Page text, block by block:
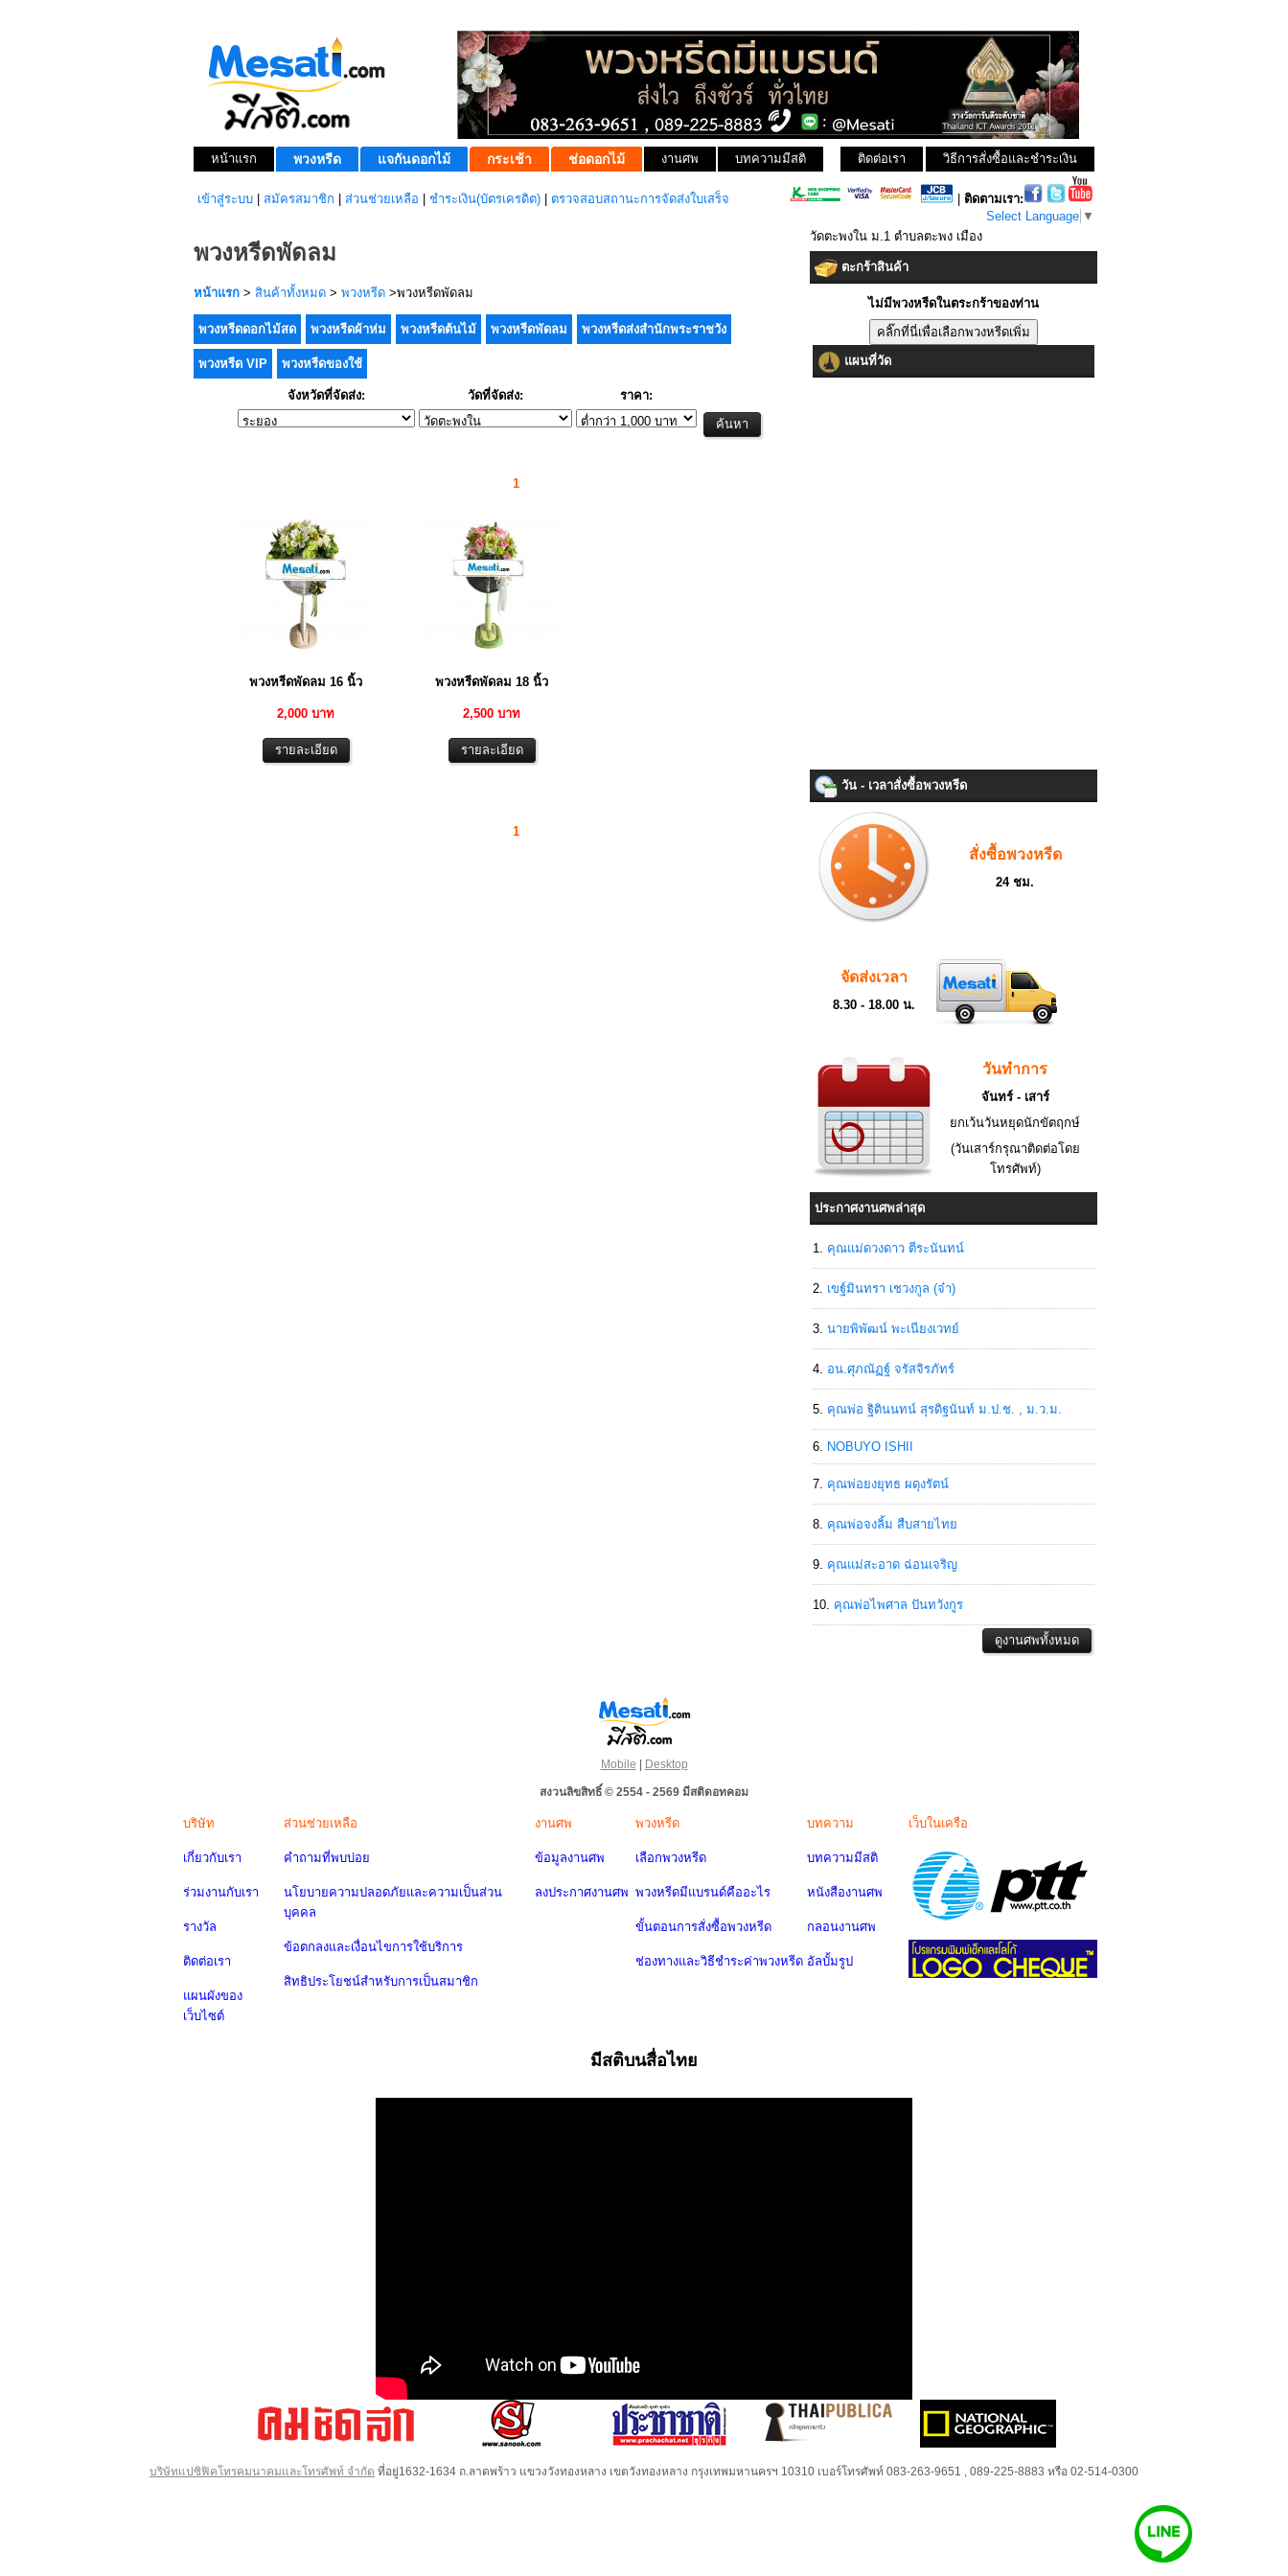
หน้าแรก พวงหรีด แจกันดอกไม้ กระเช้า ช่อดอกไม้ งานศพ บทความมีสติ วิธีการสั่งซื้อและชำระเงิน
ติดต่อเรา
เข้าสู่ระบบ สมัครสมาชิก ส่วนช่วยเหลือ ชำระเงิน(บัตรเครดิต) ตรวจสอบสถานะการจัดส่งใบเสร็จ
ติดตามเรา:
Select Language ▼
พวงหรีดพัดลม
หน้าแรก > สินค้าทั้งหมด > พวงหรีด >พวงหรีดพัดลม
พวงหรีดดอกไม้สด พวงหรีดผ้าห่ม พวงหรีดต้นไม้ พวงหรีดพัดลม พวงหรีดส่งสำนักพระราชวัง
พวงหรีด VIP พวงหรีดของใช้
จังหวัดที่จัดส่ง: วัดที่จัดส่ง: ราคา:
1
พวงหรีดพัดลม 16 นิ้ว
2,000 บาท
พวงหรีดพัดลม 18 นิ้ว
2,500 บาท
1
วัดตะพงใน ม.1 ตำบลตะพง เมือง
ตะกร้าสินค้า
ไม่มีพวงหรีดในตระกร้าของท่าน
แผนที่วัด
วัน - เวลาสั่งซื้อพวงหรีด
สั่งซื้อพวงหรีด
24 ชม.
จัดส่งเวลา
8.30 - 18.00 น.
วันทำการ
จันทร์ - เสาร์
ยกเว้นวันหยุดนักขัตฤกษ์
(วันเสาร์กรุณาติดต่อโดย
โทรศัพท์)
ประกาศงานศพล่าสุด
คุณแม่ดวงดาว ตีระนันทน์
เขฐ์มินทรา เชวงกูล (จ๋า)
นายพิพัฒน์ พะเนียงเวทย์
อน.ศุภณัฏฐ์ จรัสจิรภัทร์
คุณพ่อ ฐิตินนทน์ สุรดิฐนันท์ ม.ป.ช. , ม.ว.ม.
NOBUYO ISHII
คุณพ่อยงยุทธ ผดุงรัตน์
คุณพ่อจงลิ้ม สืบสายไทย
คุณแม่สะอาด ฉ่อนเจริญ
คุณพ่อไพศาล ปันทวังกูร
Mobile | Desktop
สงวนลิขสิทธิ์ © 2554 - 2569 มีสติดอทคอม
บริษัท
เกี่ยวกับเรา
ร่วมงานกับเรา
รางวัล
ติดต่อเรา
แผนผังของ
เว็บไซต์
ส่วนช่วยเหลือ
คำถามที่พบบ่อย
นโยบายความปลอดภัยและความเป็นส่วน
บุคคล
ข้อตกลงและเงื่อนไขการใช้บริการ
สิทธิประโยชน์สำหรับการเป็นสมาชิก
งานศพ
ข้อมูลงานศพ
ลงประกาศงานศพ
พวงหรีด
เลือกพวงหรีด
พวงหรีดมีแบรนด์คืออะไร
ขั้นตอนการสั่งซื้อพวงหรีด
ช่องทางและวิธีชำระค่าพวงหรีด
บทความ
บทความมีสติ
หนังสืองานศพ
กลอนงานศพ
อัลบั้มรูป
เว็บในเครือ
มีสติบนสื่อไทย
บริษัทแปซิฟิคโทรคมนาคมและโทรศัพท์ จำกัด ที่อยู่1632-1634 ถ.ลาดพร้าว แขวงวังทองหลาง เขตวังทองหลาง กรุงเทพมหานครฯ 10310 เบอร์โทรศัพท์ 083-263-9651 , 089-225-8883 หรือ 02-514-0300